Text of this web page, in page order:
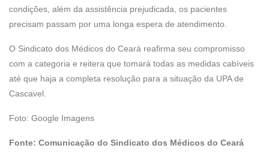
condições, além da assistência prejudicada, os pacientes
precisam passam por uma longa espera de atendimento.
O Sindicato dos Médicos do Ceará reafirma seu compromisso
com a categoria e reitera que tomará todas as medidas cabíveis
até que haja a completa resolução para a situação da UPA de
Cascavel.
Foto: Google Imagens
Fonte: Comunicação do Sindicato dos Médicos do Ceará